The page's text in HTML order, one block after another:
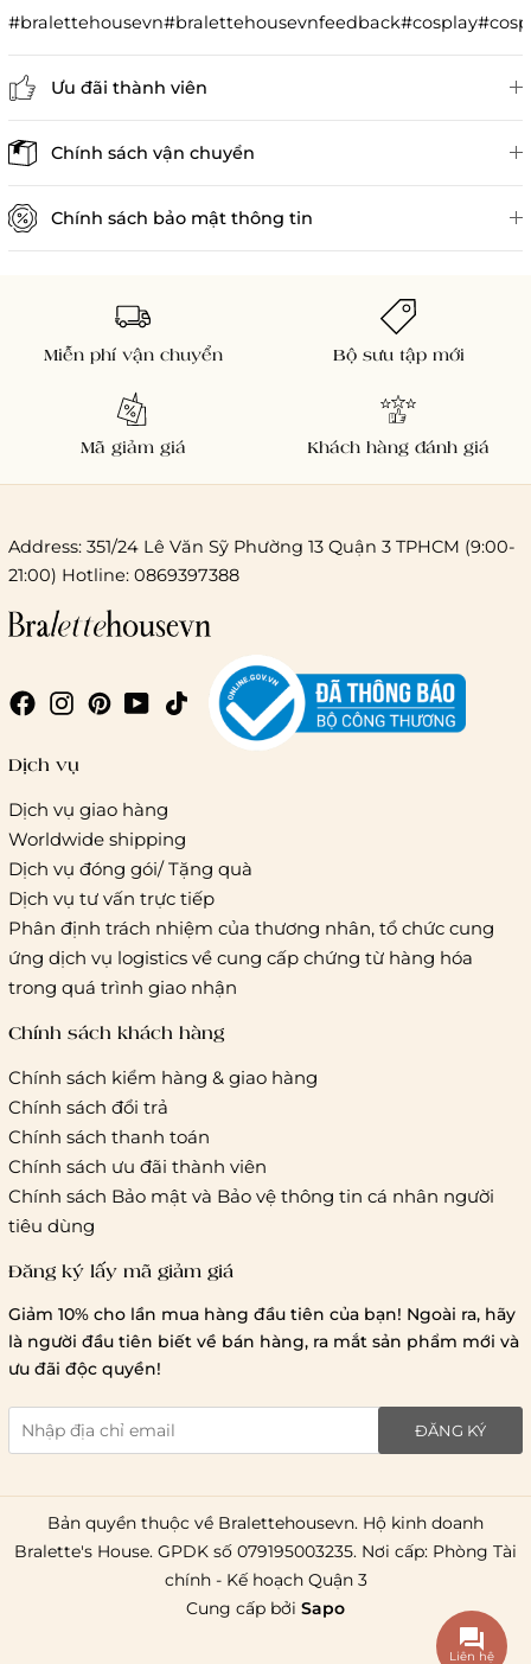
Ưu đãi thành viên
Chính sách vận chuyển
Chính sách kiểm hàng
Chi phí giao hàng
Giao hàng trong ngày (hoả tốc)
Hồ Chí Minh:Áp dụng theo bảng giá cước của ĐVVC
Vietelpost/ Giaohangtietkiem và 1 số đối tác vận chuyển
khác
Hà Nội và các tỉnh thành khác:
tác vận chuyển khác
Hồ Chí Minh:
Hà Nội và các tỉnh thành khá
Chính sách bảo mật thông tin
Miễn phí vận chuyển Bộ sưu tập mới
Mã giảm giá Khách hàng đánh giá
Address: 351/24 Lê Văn Sỹ Phường 13 Quận 3 TPHCM (9:00-
21:00) Hotline: 0869397388
Dịch vụ
Dịch vụ giao hàng
Worldwide shipping
Dịch vụ đóng gói/ Tặng quà
Dịch vụ tư vấn trực tiếp
Phân định trách nhiệm của thương nhân, tổ chức cung
ứng dịch vụ logistics về cung cấp chứng từ hàng hóa
trong quá trình giao nhận
Chính sách khách hàng
Chính sách kiểm hàng & giao hàng
Chính sách đổi trả
Chính sách thanh toán
Chính sách ưu đãi thành viên
Chính sách Bảo mật và Bảo vệ thông tin cá nhân người
tiêu dùng
Đăng ký lấy mã giảm giá
Giảm 10% cho lần mua hàng đầu tiên của bạn! Ngoài ra, hãy
là người đầu tiên biết về bán hàng, ra mắt sản phẩm mới và
ưu đãi độc quyền!
ĐĂNG KÝ
Bản quyền thuộc về Bralettehousevn. Hộ kinh doanh
Bralette's House. GPDK số 079195003235. Nơi cấp: Phòng Tài
chính - Kế hoạch Quận 3
Cung cấp bởi Sapo
Liên hệ